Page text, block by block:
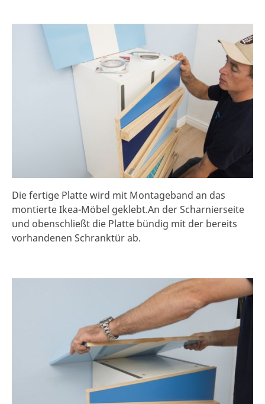
Die fertige Platte wird mit Montageband an das
montierte Ikea-Möbel geklebt.An der Scharnierseite
und obenschließt die Platte bündig mit der bereits
vorhandenen Schranktür ab.